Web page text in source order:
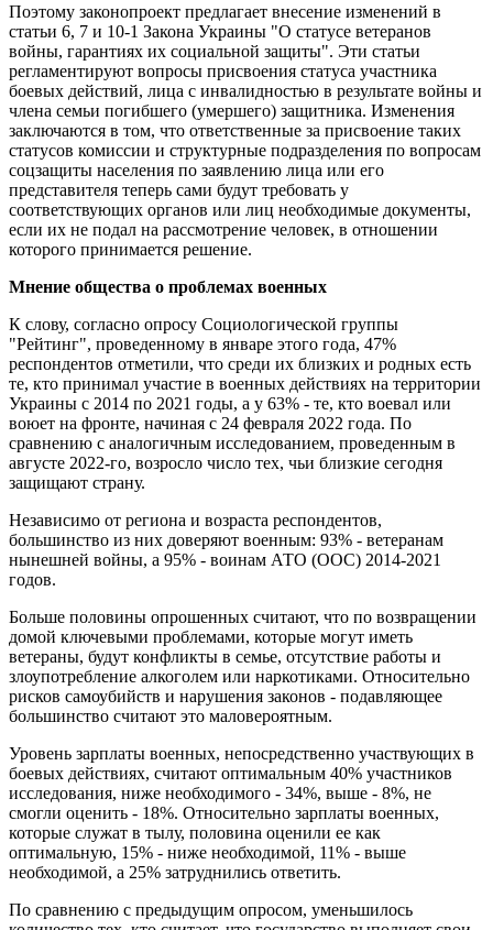
Поэтому законопроект предлагает внесение изменений в
статьи 6, 7 и 10-1 Закона Украины "О статусе ветеранов
войны, гарантиях их социальной защиты". Эти статьи
регламентируют вопросы присвоения статуса участника
боевых действий, лица с инвалидностью в результате войны и
члена семьи погибшего (умершего) защитника. Изменения
заключаются в том, что ответственные за присвоение таких
статусов комиссии и структурные подразделения по вопросам
соцзащиты населения по заявлению лица или его
представителя теперь сами будут требовать у
соответствующих органов или лиц необходимые документы,
если их не подал на рассмотрение человек, в отношении
которого принимается решение.
Мнение общества о проблемах военных
К слову, согласно опросу Социологической группы
"Рейтинг", проведенному в январе этого года, 47%
респондентов отметили, что среди их близких и родных есть
те, кто принимал участие в военных действиях на территории
Украины с 2014 по 2021 годы, а у 63% - те, кто воевал или
воюет на фронте, начиная с 24 февраля 2022 года. По
сравнению с аналогичным исследованием, проведенным в
августе 2022-го, возросло число тех, чьи близкие сегодня
защищают страну.
Независимо от региона и возраста респондентов,
большинство из них доверяют военным: 93% - ветеранам
нынешней войны, а 95% - воинам АТО (ООС) 2014-2021
годов.
Больше половины опрошенных считают, что по возвращении
домой ключевыми проблемами, которые могут иметь
ветераны, будут конфликты в семье, отсутствие работы и
злоупотребление алкоголем или наркотиками. Относительно
рисков самоубийств и нарушения законов - подавляющее
большинство считают это маловероятным.
Уровень зарплаты военных, непосредственно участвующих в
боевых действиях, считают оптимальным 40% участников
исследования, ниже необходимого - 34%, выше - 8%, не
смогли оценить - 18%. Относительно зарплаты военных,
которые служат в тылу, половина оценили ее как
оптимальную, 15% - ниже необходимой, 11% - выше
необходимой, а 25% затруднились ответить.
По сравнению с предыдущим опросом, уменьшилось